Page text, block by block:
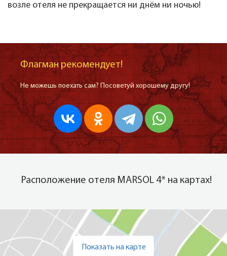
возле отеля не прекращается ни днём ни ночью!
Флагман рекомендует!
Не можешь поехать сам? Посоветуй хорошему другу!
Расположение отеля MARSOL 4* на картах!
Показать на карте